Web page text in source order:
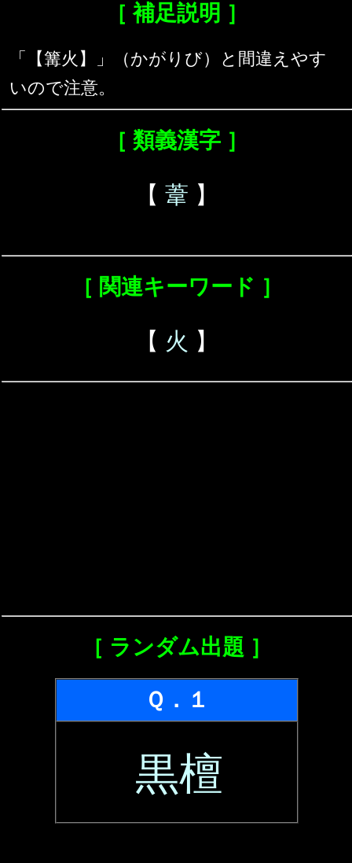
［ 補足説明 ］
「【篝火】」（かがりび）と間違えやす
いので注意。
［ 類義漢字 ］
【 葦 】
［ 関連キーワード ］
【 火 】
［ ランダム出題 ］
Ｑ．１
黒檀